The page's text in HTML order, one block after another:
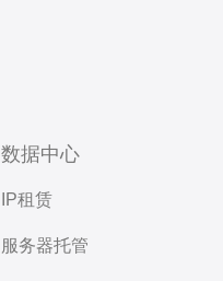
数据中心
IP租赁
服务器托管